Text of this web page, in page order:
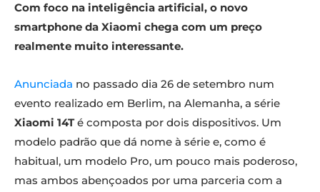
Com foco na inteligência artificial, o novo
smartphone da Xiaomi chega com um preço
realmente muito interessante.
Anunciada no passado dia 26 de setembro num
evento realizado em Berlim, na Alemanha, a série
Xiaomi 14Té composta por dois dispositivos. Um
modelo padrão que dá nome à série e, como é
habitual, um modelo Pro, um pouco mais poderoso,
mas ambos abençoados por uma parceria com a